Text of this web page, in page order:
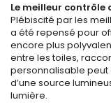
Le meilleur contrôle
Plébiscité par les
a été repensé pour
encore plus
entre les toiles,
personnalisable peut
d’une source
lumière.